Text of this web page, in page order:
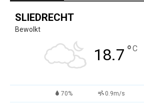
SLIEDRECHT
Bewolkt
18.7 °C
70% 0.9m/s